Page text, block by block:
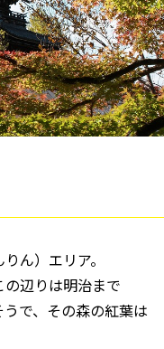
ん）エリア。
の辺りは明治まで
で、その森の紅葉は